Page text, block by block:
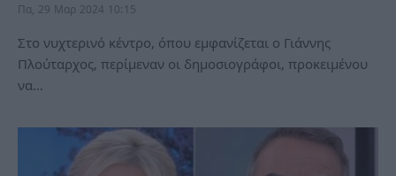
Πα, 29 Μαρ 2024 10:15
Στο νυχτερινό κέντρο, όπου εμφανίζεται ο Γιάννης
Πλούταρχος, περίμεναν οι δημοσιογράφοι, προκειμένου
να…